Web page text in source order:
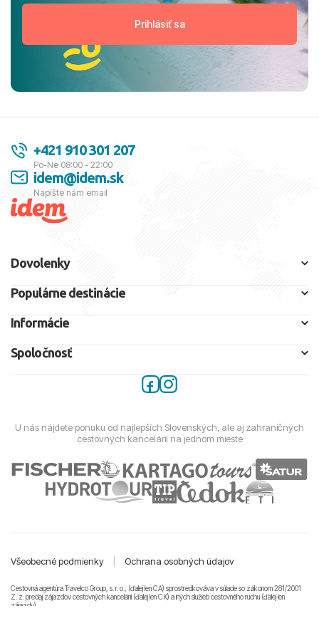
+421 910 301 207
Po-Ne 08:00 - 22:00
idem@idem.sk
Napíšte nám email
Dovolenky
Populárne destinácie
Informácie
Spoločnosť
U nás nájdete ponuku od najlepších Slovenských, ale aj zahraničných
cestovných kancelárií na jednom mieste
Všeobecné podmienky Ochrana osobných údajov
Cestovná agentúra Travelco Group, s. r. o., (ďalej len CA) sprostredkováva v súlade so zákonom 281/2001
Z. z. predaj zájazdov cestovných kancelárii (ďalej len CK) a iných služieb cestovného ruchu (ďalej len
zájazdy).